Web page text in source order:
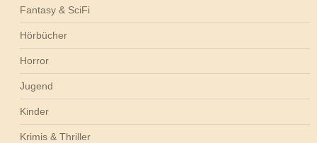
Fantasy & SciFi
Hörbücher
Horror
Jugend
Kinder
Krimis & Thriller